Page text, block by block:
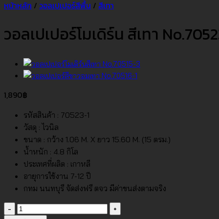
หน้าหลัก / วอลเปเปอร์สีพื้น / สีเทา
วอลเปเปอร์โมเดิร์น สีเทา
1,890฿
รหัสสินค้า : 70523-1
วัสดุ : ไวนิล
ขนาด : กว้าง 1.06 M. X ยาว 15.60 M. (15 ตรม.)
น้ำหนัก : 4.8 กิโล
ประเทศที่ผลิต : เกาหลี
อายุการใช้งาน 7-12 ปี
กทม นนทบุรี จัดส่งฟรี ตจว มีค่าขนส่งตามจริง
จำนวน